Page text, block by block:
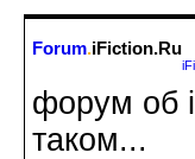
Forum.iFiction.Ru
форум об
таком...